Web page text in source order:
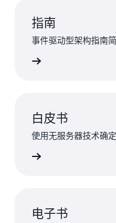
指南
事件驱动型架构指南
白皮书
使用无服务器技术确
电子书